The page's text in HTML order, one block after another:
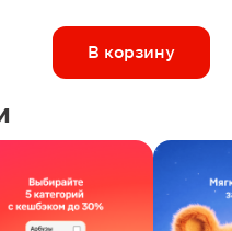
В корзину